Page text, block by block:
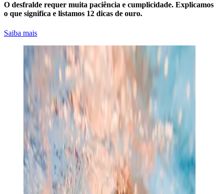
O desfralde requer muita paciência e cumplicidade. Explicamos
o que significa e listamos 12 dicas de ouro.
Saiba mais